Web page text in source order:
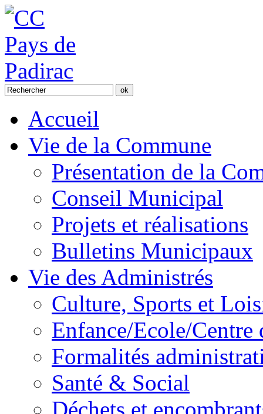
Accueil
Vie de la Commune
Présentation de la
Conseil Municipal
Projets et réalisations
Bulletins Municipaux
Vie des Administrés
Culture, Sports et
Enfance/Ecole/Centre
Formalités
Santé & Social